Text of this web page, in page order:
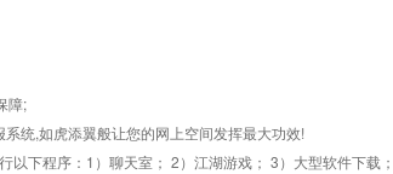
障;
统,如虎添翼般让您的网上空间发挥最大功效!
下程序：1）聊天室； 2）江湖游戏； 3）大型软件下载